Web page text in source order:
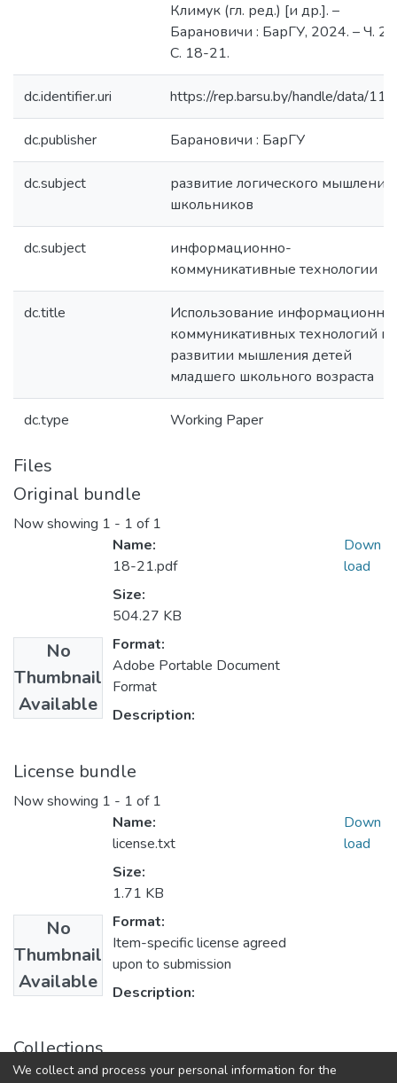
Климук (гл. ред.) [и др.]. –
Барановичи : БарГУ, 2024. – Ч. 2.
С. 18-21.
dc.identifier.uri https://rep.barsu.by/handle/data/
dc.publisher Барановичи : БарГУ
dc.subject
развитие логического мышления
школьников
dc.subject
информационно-
коммуникативные технологии
dc.title
Использование
коммуникативных технологий
развитии мышления детей
младшего школьного возраста
dc.type Working Paper
Files
Original bundle
Now showing 1 - 1 of 1
No
Thumbnail
Available
Name:
18-21.pdf
Size:
504.27 KB
Format:
Adobe Portable Document
Format
Description:
Down
load
License bundle
Now showing 1 - 1 of 1
No
Thumbnail
Available
Name:
license.txt
Size:
1.71 KB
Format:
Item-specific license agreed
upon to submission
Description:
Down
load
Collections
Наука - практике : Часть 2. (2024 г.)
We collect and process your personal information for the